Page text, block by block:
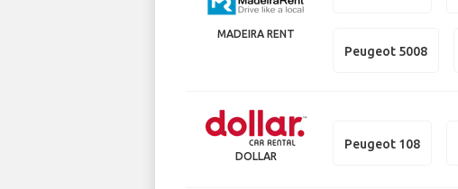
MADEIRA RENT
Peugeot 5008
DOLLAR
Peugeot 108